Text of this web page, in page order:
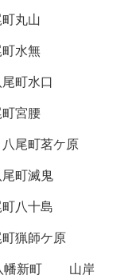
丸山
水無
町水口
宮腰
八尾町茗ケ原
町滅鬼
八十島
猟師ケ原
幡新町
山岸